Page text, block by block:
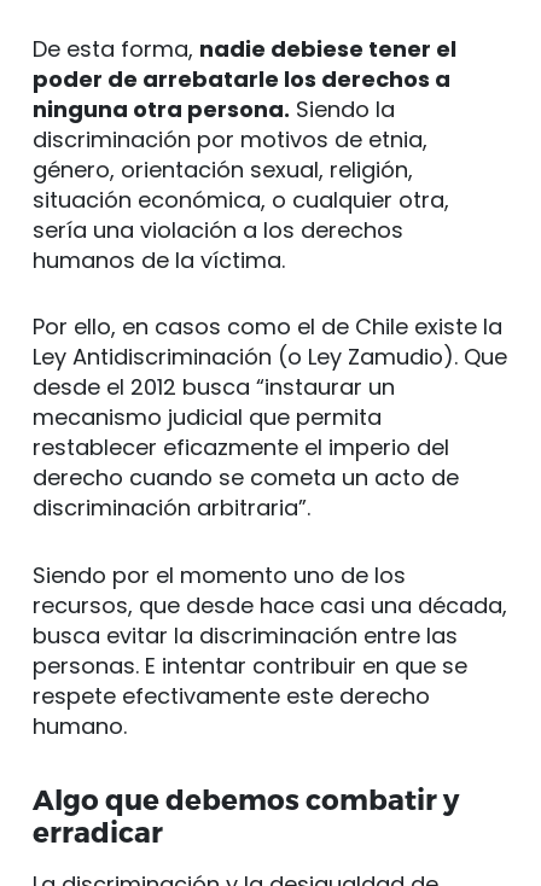
De esta forma, nadie debiese tener el
poder de arrebatarle los derechos a
ninguna otra persona. Siendo la
discriminación por motivos de etnia,
género, orientación sexual, religión,
situación económica, o cualquier otra,
sería una violación a los derechos
humanos de la víctima.
Por ello, en casos como el de Chile existe la
Ley Antidiscriminación (o Ley Zamudio). Que
desde el 2012 busca “instaurar un
mecanismo judicial que permita
restablecer eficazmente el imperio del
derecho cuando se cometa un acto de
discriminación arbitraria”.
Siendo por el momento uno de los
recursos, que desde hace casi una década,
busca evitar la discriminación entre las
personas. E intentar contribuir en que se
respete efectivamente este derecho
humano.
Algo que debemos combatir y
erradicar